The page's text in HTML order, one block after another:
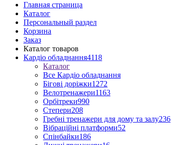
Главная страница
Каталог
Персональный раздел
Корзина
Заказ
Каталог товаров
Кардіо обладнання4118
Каталог
Все Кардіо обладнання
Бігові доріжки1272
Велотренажери1163
Орбітреки990
Степери208
Гребні тренажери для дому та залу236
Вібраційні платформи52
Спінбайки186